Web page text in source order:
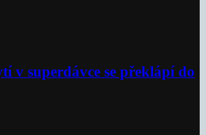
v superdávce se překlápí do